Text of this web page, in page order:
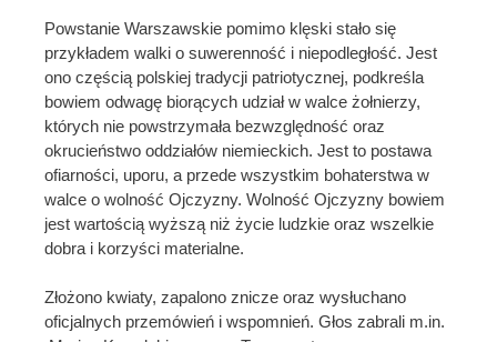
Powstanie Warszawskie pomimo klęski stało się
przykładem walki o suwerenność i niepodległość. Jest
ono częścią polskiej tradycji patriotycznej, podkreśla
bowiem odwagę biorących udział w walce żołnierzy,
których nie powstrzymała bezwzględność oraz
okrucieństwo oddziałów niemieckich. Jest to postawa
ofiarności, uporu, a przede wszystkim bohaterstwa w
walce o wolność Ojczyzny. Wolność Ojczyzny bowiem
jest wartością wyższą niż życie ludzkie oraz wszelkie
dobra i korzyści materialne.
Złożono kwiaty, zapalono znicze oraz wysłuchano
oficjalnych przemówień i wspomnień. Głos zabrali m.in.